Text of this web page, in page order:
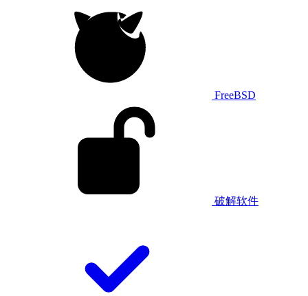
FreeBSD
破解软件